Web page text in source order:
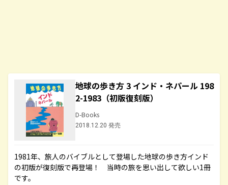
地球の歩き方 3 インド・ネパール 198
2-1983（初版復刻版）
D-Books
2018.12.20 発売
1981年、旅人のバイブルとして登場した地球の歩き方インド
の初版が復刻版で再登場！ 当時の旅を思い出して欲しい1冊
です。